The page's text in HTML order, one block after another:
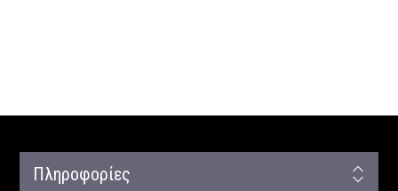
Πληροφορίες